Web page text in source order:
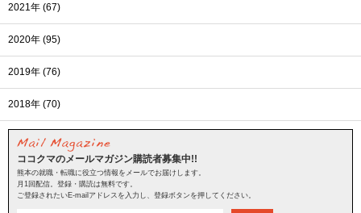
2021年 (67)
2020年 (95)
2019年 (76)
2018年 (70)
ココクマのメールマガジン購読者募集中!!
熊本の就職・転職に役立つ情報をメールでお届けします。
月1回配信。登録・購読は無料です。
ご登録されたいE-mailアドレスを入力し、登録ボタンを押してください。